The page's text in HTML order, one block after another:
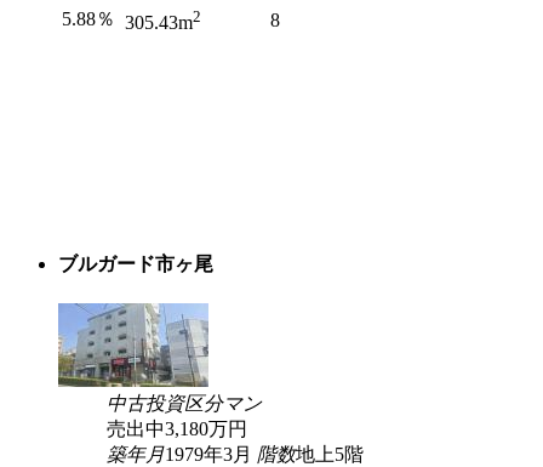
5.88％ 305.43m2 8
ブルガード市ヶ尾
中古投資区分マン
売出中3,180万円
築年月1979年3月 階数地上5階